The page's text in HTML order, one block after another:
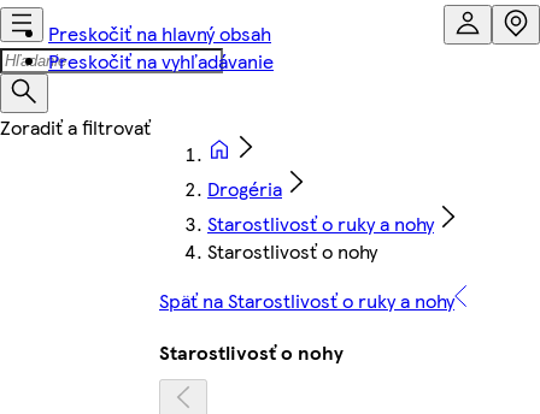
Preskočiť na hlavný obsah
Preskočiť na vyhľadávanie
Drogéria
Starostlivosť o ruky a nohy
Starostlivosť o nohy
Späť na Starostlivosť o ruky a nohy
Starostlivosť o nohy